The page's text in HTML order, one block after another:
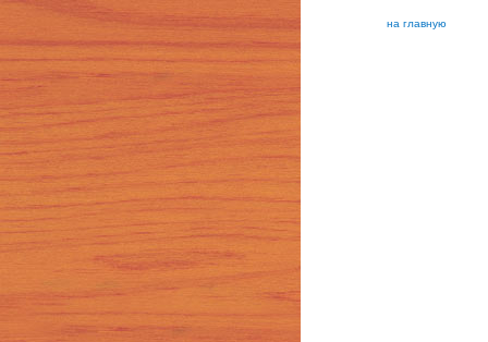
на главную